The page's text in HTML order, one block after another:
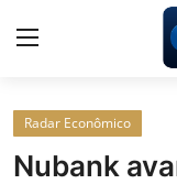
Entrar
Radar Econômico
Nubank